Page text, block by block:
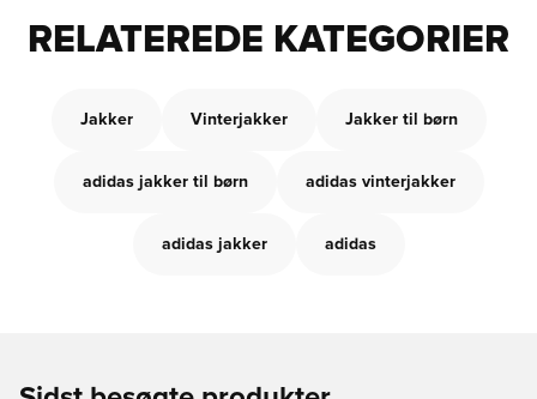
RELATEREDE KATEGORIER
Jakker Vinterjakker Jakker til børn
adidas jakker til børn adidas vinterjakker
adidas jakker adidas